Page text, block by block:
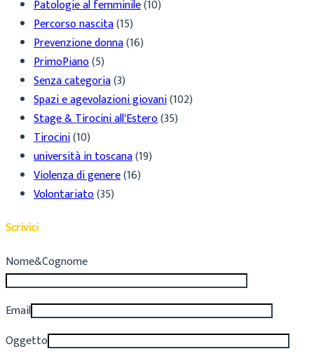
Patologie al femminile(10)
Percorso nascita(15)
Prevenzione donna(16)
PrimoPiano(5)
Senza categoria(3)
Spazi e agevolazioni giovani(102)
Stage & Tirocini all'Estero(35)
Tirocini(10)
università in toscana(19)
Violenza di genere(16)
Volontariato(35)
Scrivici
Nome&Cognome
Email
Oggetto